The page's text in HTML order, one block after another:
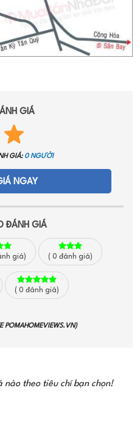
GIÁ
GIÁ: 0 NGƯỜI
NGAY
ĐÁNH GIÁ
giá) ( 0 đánh giá)
( 0 đánh giá)
POMAHOMEVIEWS.VN)
nào theo tiêu chí bạn chọn!